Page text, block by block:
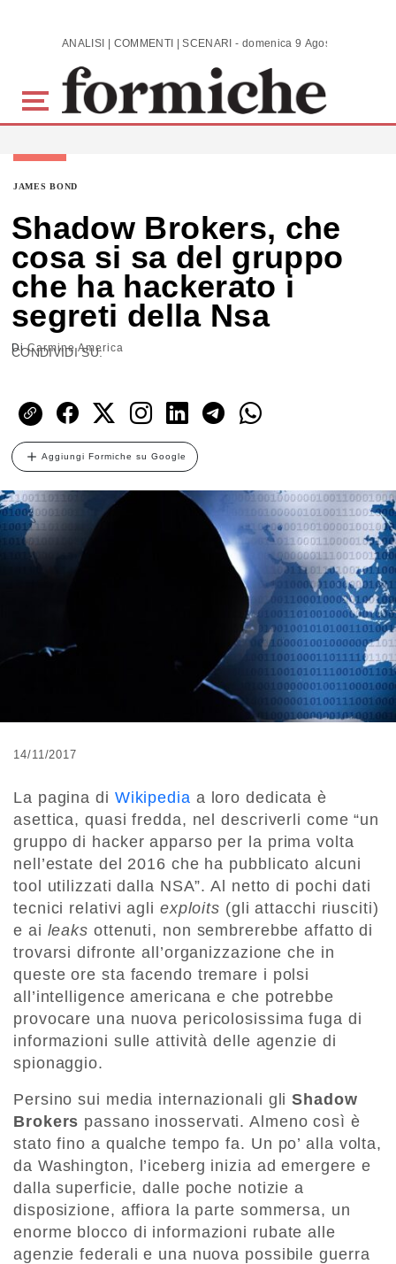
Skip to main content ANALISI | COMMENTI | SCENARI - domenica 9 Agosto 2026
JAMES BOND
Shadow Brokers, che
cosa si sa del gruppo
che ha hackerato i
segreti della Nsa
DiCarmine America
CONDIVIDI SU:
Aggiungi Formiche su Google
14/11/2017
La pagina di Wikipedia a loro dedicata è
asettica, quasi fredda, nel descriverli come “un
gruppo di hacker apparso per la prima volta
nell’estate del 2016 che ha pubblicato alcuni
tool utilizzati dalla NSA”. Al netto di pochi dati
tecnici relativi agli exploits (gli attacchi riusciti)
e ai leaks ottenuti, non sembrerebbe affatto di
trovarsi difronte all’organizzazione che in
queste ore sta facendo tremare i polsi
all’intelligence americana e che potrebbe
provocare una nuova pericolosissima fuga di
informazioni sulle attività delle agenzie di
spionaggio.
Persino sui media internazionali gliShadow
Brokers passano inosservati. Almeno così è
stato fino a qualche tempo fa. Un po’ alla volta,
da Washington, l’iceberg inizia ad emergere e
dalla superficie, dalle poche notizie a
disposizione, affiora la parte sommersa, un
enorme blocco di informazioni rubate alle
agenzie federali e una nuova possibile guerra